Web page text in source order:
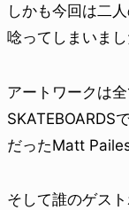
しかも今回は二
唸ってしまいまし
アートワークは
SKATEBOARDS
だったMatt
そして誰のゲス